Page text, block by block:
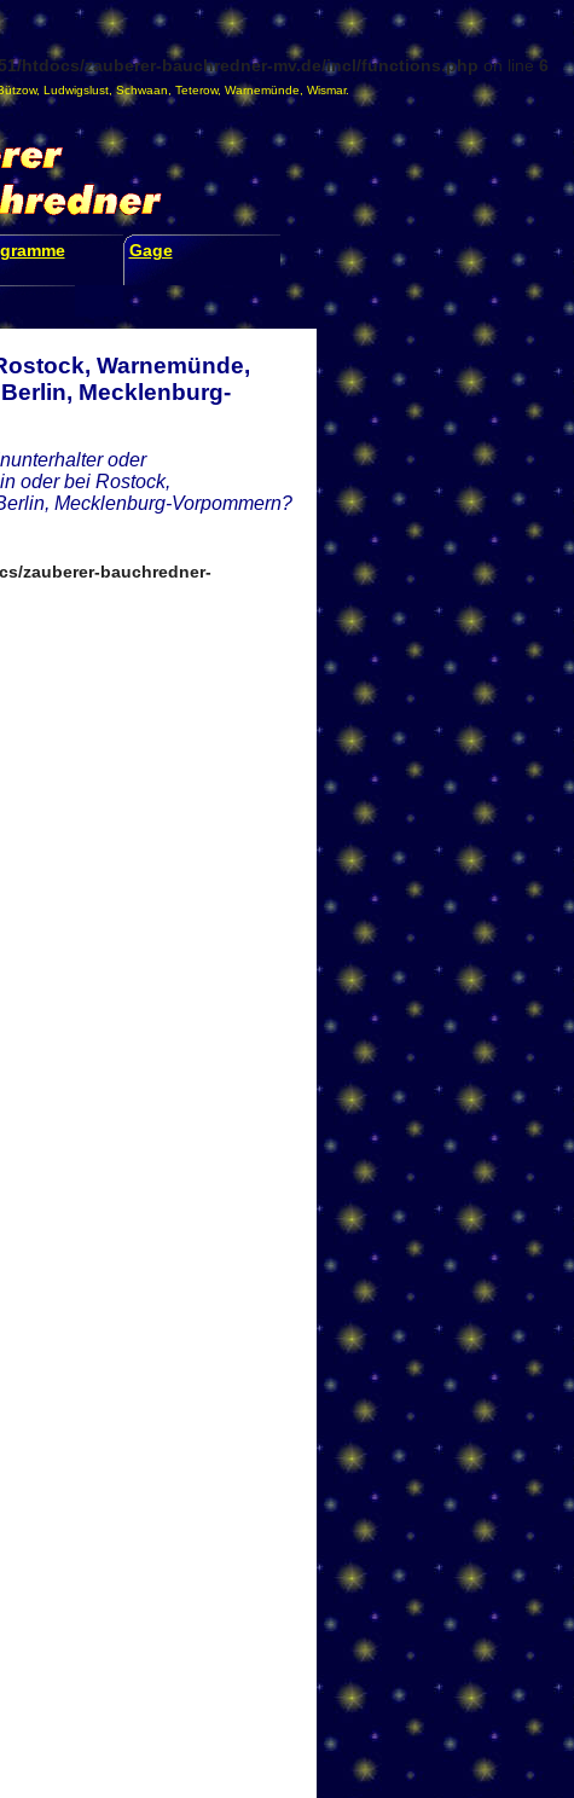
htdocs/zauberer-bauchredner-mv.de/incl/functions.php on line6
, Ludwigslust ,Schwaan Teterow, Warnemünde Wismar.
Gage
Warnemünde,
Mecklenburg-
oder
oder bei Rostock,
Mecklenburg-Vorpommern?
zauberer-bauchredner-